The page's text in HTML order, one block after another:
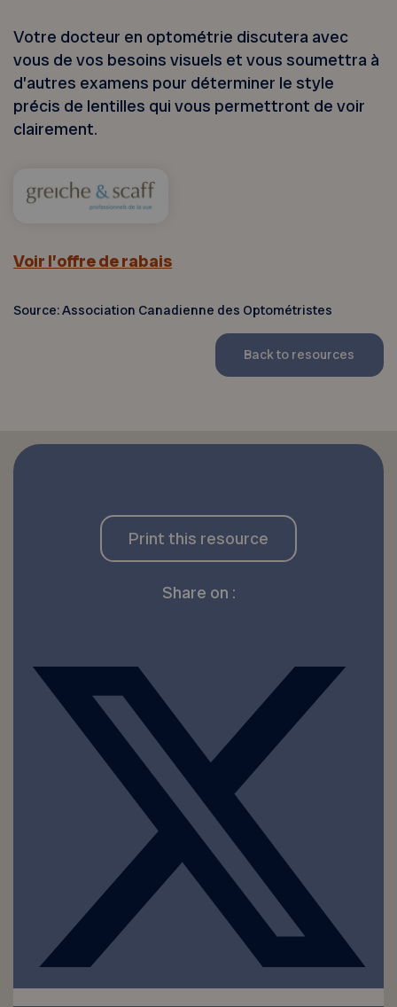
Votre docteur en optométrie discutera avec
vous de vos besoins visuels et vous soumettra à
d’autres examens pour déterminer le style
précis de lentilles qui vous permettront de voir
clairement.
Voir l’offre de rabais
Source: Association Canadienne des Optométristes
Back to resources
Print this resource
Share on :